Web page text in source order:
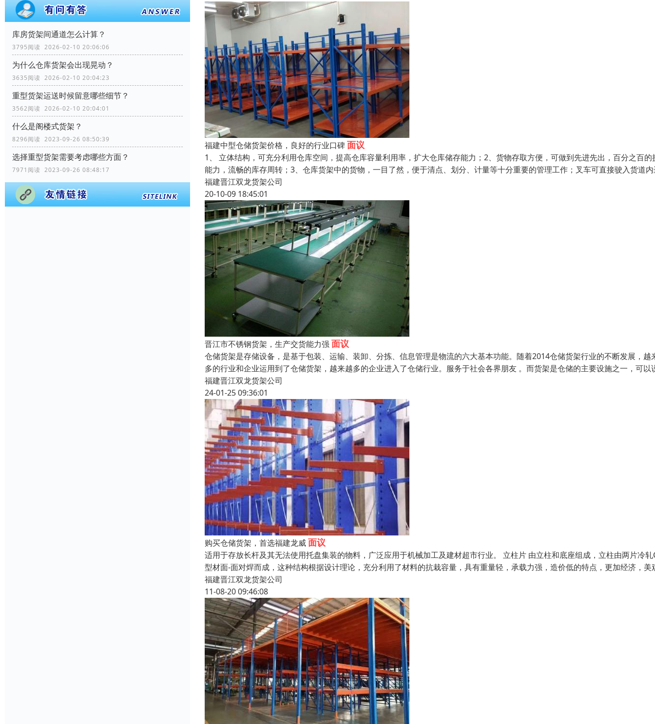
库房货架间通道怎么计算？
3795阅读 2026-02-10 20:06:06
为什么仓库货架会出现晃动？
3635阅读 2026-02-10 20:04:23
重型货架运送时候留意哪些细节？
3562阅读 2026-02-10 20:04:01
什么是阁楼式货架？
8296阅读 2023-09-26 08:50:39
选择重型货架需要考虑哪些方面？
7971阅读 2023-09-26 08:48:17
福建中型仓储货架价格，良好的行业口碑面议
1、 立体结构，可充分利用仓库空间，提高仓库容量利用率，扩大仓库储存能力；2、货物存取方便，可做到先进先出，百分之百的
能力，流畅的库存周转；3、仓库货架中的货物，一目了然，便于清点、划分、计量等十分重要的管理工作；叉车可直接驶入货道
福建晋江双龙货架公司
20-10-09 18:45:01
晋江市不锈钢货架，生产交货能力强 面议
仓储货架是存储设备，是基于包装、运输、装卸、分拣、信息管理是物流的六大基本功能。随着2014仓储货架行业的不断发展，越
多的行业和企业运用到了仓储货架，越来越多的企业进入了仓储行业。服务于社会各界朋友 。而货架是仓储的主要设施之一，可以
福建晋江双龙货架公司
24-01-25 09:36:01
购买仓储货架，首选福建龙威面议
适用于存放长杆及其无法使用托盘集装的物料，广泛应用于机械加工及建材超市行业。 立柱片 由立柱和底座组成，立柱由两片冷轧
型材面-面对焊而成，这种结构根据设计理论，充分利用了材料的抗栽容量，具有重量轻，承载力强，造价低的特点，更加经济，美
福建晋江双龙货架公司
11-08-20 09:46:08